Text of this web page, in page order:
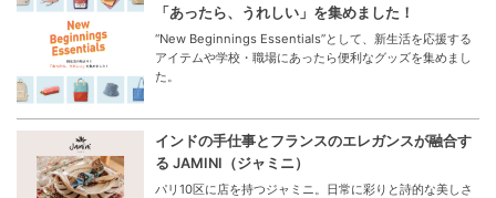
「あったら、うれしい」を集めました！
“New Beginnings Essentials”として、新生活を応援する
アイテムや学校・職場にあったら便利なグッズを集めまし
た。
インドの手仕事とフランスのエレガンスが融合す
る JAMINI（ジャミニ）
パリ10区に店を持つジャミニ。日常に彩りと詩的な美しさ